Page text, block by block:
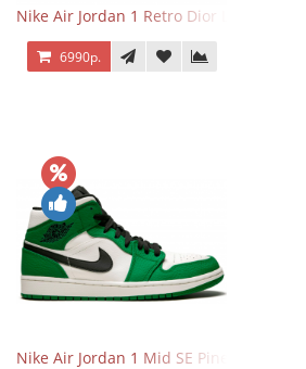
Nike Air Jordan 1 Retro Dior Low
6990р.
Nike Air Jordan 1 Mid SE Pine Green